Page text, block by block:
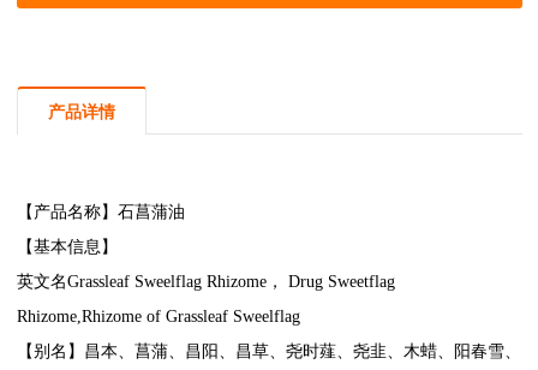
产品详情
【产品名称】 石菖蒲油
【基本信息】
英文名Grassleaf Sweelflag Rhizome， Drug Sweetflag
Rhizome,Rhizome of Grassleaf Sweelflag
【别名】昌本、菖蒲、昌阳、昌草、尧时薤、尧韭、木蜡、阳春雪、